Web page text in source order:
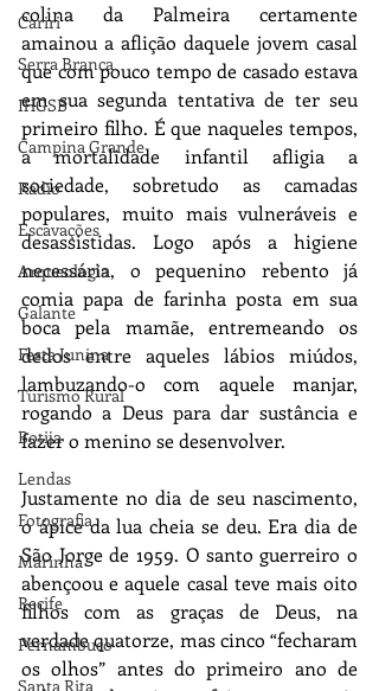
Cariri
Serra Branca
IHGSB
Campina Grande
Rádio
Escavações
Arqueologia
Galante
Festa Junina
Turismo Rural
Botija
Lendas
Fotografia
Marinha
Recife
Pernambuco
Santa Rita
colina da Palmeira certamente
amainou a aflição daquele jovem casal
que com pouco tempo de casado estava
em sua segunda tentativa de ter seu
primeiro filho. É que naqueles tempos,
a mortalidade infantil afligia a
sociedade, sobretudo as camadas
populares, muito mais vulneráveis e
desassistidas. Logo após a higiene
necessária, o pequenino rebento já
comia papa de farinha posta em sua
boca pela mamãe, entremeando os
dedos entre aqueles lábios miúdos,
lambuzando-o com aquele manjar,
rogando a Deus para dar sustância e
fazer o menino se desenvolver.
Justamente no dia de seu nascimento,
o ápice da lua cheia se deu. Era dia de
São Jorge de 1959. O santo guerreiro o
abençoou e aquele casal teve mais oito
filhos com as graças de Deus, na
verdade quatorze, mas cinco “fecharam
os olhos” antes do primeiro ano de